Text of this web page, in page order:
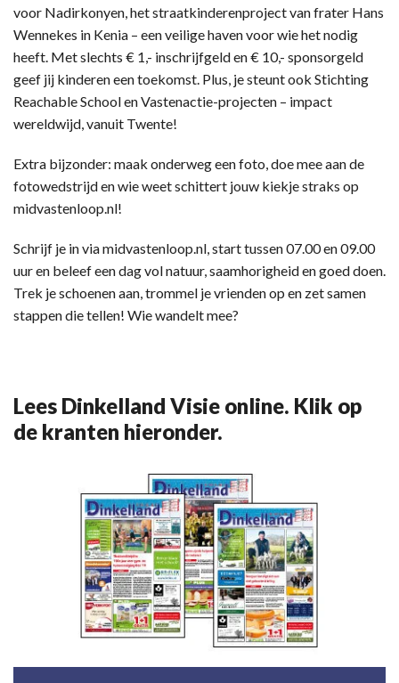
voor Nadirkonyen, het straatkinderenproject van frater Hans
Wennekes in Kenia – een veilige haven voor wie het nodig
heeft. Met slechts € 1,- inschrijfgeld en € 10,- sponsorgeld
geef jij kinderen een toekomst. Plus, je steunt ook Stichting
Reachable School en Vastenactie-projecten – impact
wereldwijd, vanuit Twente!
Extra bijzonder: maak onderweg een foto, doe mee aan de
fotowedstrijd en wie weet schittert jouw kiekje straks op
midvastenloop.nl!
Schrijf je in via midvastenloop.nl, start tussen 07.00 en 09.00
uur en beleef een dag vol natuur, saamhorigheid en goed doen.
Trek je schoenen aan, trommel je vrienden op en zet samen
stappen die tellen! Wie wandelt mee?
Lees Dinkelland Visie online. Klik op
de kranten hieronder.